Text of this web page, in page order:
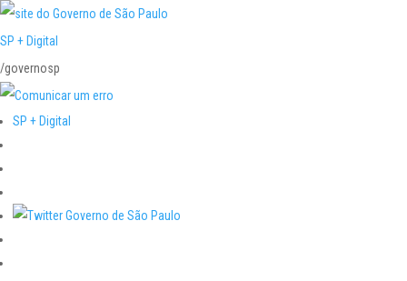
SP + Digital
/governosp
SP + Digital